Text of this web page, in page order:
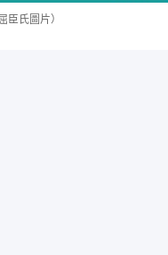
氏圖片）